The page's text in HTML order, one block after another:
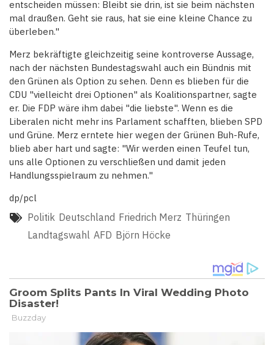
entscheiden müssen: Bleibt sie drin, ist sie beim nächsten
mal draußen. Geht sie raus, hat sie eine kleine Chance zu
überleben."
Merz bekräftigte gleichzeitig seine kontroverse Aussage,
nach der nächsten Bundestagswahl auch ein Bündnis mit
den Grünen als Option zu sehen. Denn es blieben für die
CDU "vielleicht drei Optionen" als Koalitionspartner, sagte
er. Die FDP wäre ihm dabei "die liebste". Wenn es die
Liberalen nicht mehr ins Parlament schafften, blieben SPD
und Grüne. Merz erntete hier wegen der Grünen Buh-Rufe,
blieb aber hart und sagte: "Wir werden einen Teufel tun,
uns alle Optionen zu verschließen und damit jeden
Handlungsspielraum zu nehmen."
dp/pcl
Politik Deutschland Friedrich Merz Thüringen
Landtagswahl AFD Björn Höcke